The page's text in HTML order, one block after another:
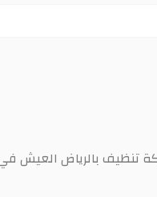
تنظيف بالرياض العيش